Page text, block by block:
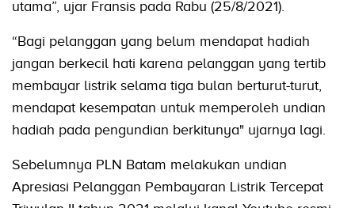
utama”, ujar Fransis pada Rabu (25/8/2021).
“Bagi pelanggan yang belum mendapat hadiah
jangan berkecil hati karena pelanggan yang tertib
membayar listrik selama tiga bulan berturut-turut,
mendapat kesempatan untuk memperoleh undian
hadiah pada pengundian berkitunya" ujarnya lagi.
Sebelumnya PLN Batam melakukan undian
Apresiasi Pelanggan Pembayaran Listrik Tercepat